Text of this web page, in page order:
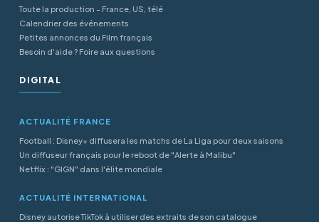
Toute la production - France, US, télé
Calendrier des événements
Petites annonces du Film français
Besoin d'aide ? Foire aux questions
DIGITAL
ACTUALITÉ FRANCE
Football : Disney+ diffusera les matchs de La Liga pour deux saisons
Un diffuseur français pour le reboot de "Alerte à Malibu"
Netflix : "GIGN" dans l'élite mondiale
ACTUALITÉ INTERNATIONAL
Disney autorise TikTok à utiliser des extraits de son catalogue